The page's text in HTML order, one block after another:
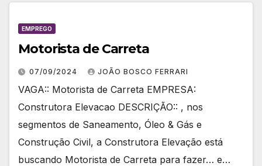
EMPREGO
Motorista de Carreta
07/09/2024 JOÃO BOSCO FERRARI
VAGA:: Motorista de Carreta EMPRESA:
Construtora Elevacao DESCRIÇÃO:: , nos
segmentos de Saneamento, Óleo & Gás e
Construção Civil, a Construtora Elevação está
buscando Motorista de Carreta para fazer… e…